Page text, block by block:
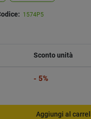
1574P5
Sconto unità
- 5%
Aggiungi al